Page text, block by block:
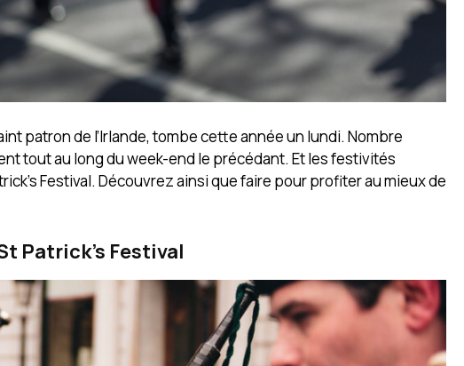
patron de l’Irlande, tombe cette année un lundi. Nombre
tout au long du week-end le précédant. Et les festivités
Festival. Découvrez ainsi que faire pour profiter au mieux de
Patrick’s Festival